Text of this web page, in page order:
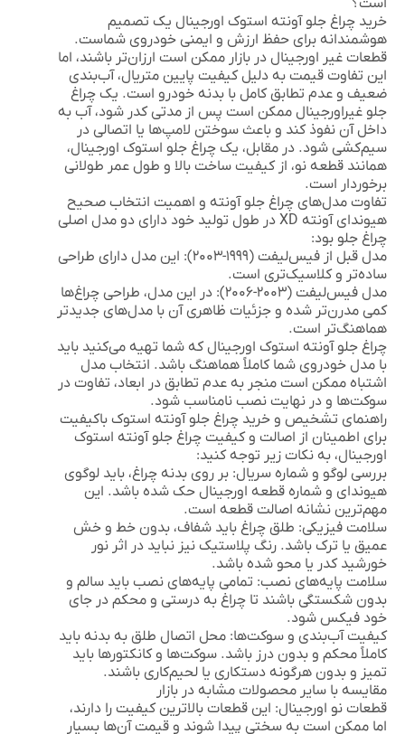
است؟
خرید چراغ جلو آونته استوک اورجینال یک تصمیم
هوشمندانه برای حفظ ارزش و ایمنی خودروی شماست.
قطعات غیر اورجینال در بازار ممکن است ارزان‌تر باشند، اما
این تفاوت قیمت به دلیل کیفیت پایین متریال، آب‌بندی
ضعیف و عدم تطابق کامل با بدنه خودرو است. یک چراغ
جلو غیراورجینال ممکن است پس از مدتی کدر شود، آب به
داخل آن نفوذ کند و باعث سوختن لامپ‌ها یا اتصالی در
سیم‌کشی شود. در مقابل، یک چراغ جلو استوک اورجینال،
همانند قطعه نو، از کیفیت ساخت بالا و طول عمر طولانی
برخوردار است.
تفاوت مدل‌های چراغ جلو آونته و اهمیت انتخاب صحیح
هیوندای آونته XD در طول تولید خود دارای دو مدل اصلی
چراغ جلو بود:
مدل قبل از فیس‌لیفت (۱۹۹۹-۲۰۰۳):
این مدل دارای طراحی
ساده‌تر و کلاسیک‌تری است.
مدل فیس‌لیفت (۲۰۰۳-۲۰۰۶):
در این مدل، طراحی چراغ‌ها
کمی مدرن‌تر شده و جزئیات ظاهری آن با مدل‌های جدیدتر
هماهنگ‌تر است.
چراغ جلو آونته استوک اورجینالکه شما تهیه می‌کنید باید
با مدل خودروی شما کاملاً هماهنگ باشد. انتخاب مدل
اشتباه ممکن است منجر به عدم تطابق در ابعاد، تفاوت در
سوکت‌ها و در نهایت نصب نامناسب شود.
راهنمای تشخیص و خرید چراغ جلو آونته استوک باکیفیت
برای اطمینان از اصالت و کیفیت چراغ جلو آونته استوک
اورجینال، به نکات زیر توجه کنید:
بررسی لوگو و شماره سریال: بر روی بدنه چراغ، باید لوگوی
هیوندای و شماره قطعه اورجینال حک شده باشد. این
مهم‌ترین نشانه اصالت قطعه است.
سلامت فیزیکی: طلق چراغ باید شفاف، بدون خط و خش
عمیق یا ترک باشد. رنگ پلاستیک نیز نباید در اثر نور
خورشید کدر یا محو شده باشد.
سلامت پایه‌های نصب: تمامی پایه‌های نصب باید سالم و
بدون شکستگی باشند تا چراغ به درستی و محکم در جای
خود فیکس شود.
کیفیت آب‌بندی و سوکت‌ها: محل اتصال طلق به بدنه باید
کاملاً محکم و بدون درز باشد. سوکت‌ها و کانکتورها باید
تمیز و بدون هرگونه دستکاری یا لحیم‌کاری باشند.
مقایسه با سایر محصولات مشابه در بازار
قطعات نو اورجینال: این قطعات بالاترین کیفیت را دارند،
اما ممکن است به سختی پیدا شوند و قیمت آن‌ها بسیار